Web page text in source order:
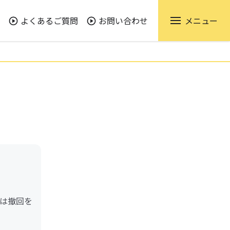
よくあるご質問 お問い合わせ メニュー
撤回を